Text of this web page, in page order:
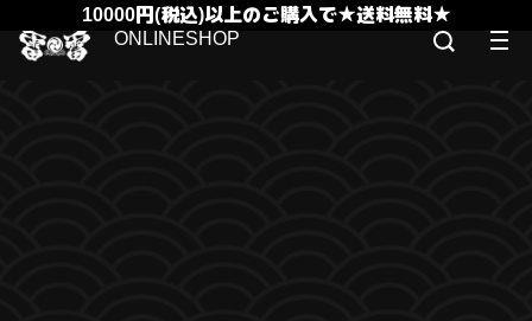
10000円(税込)以上のご購入で★送料無料★
ONLINESHOP